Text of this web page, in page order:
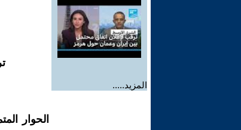
المزيد.....
الحوار